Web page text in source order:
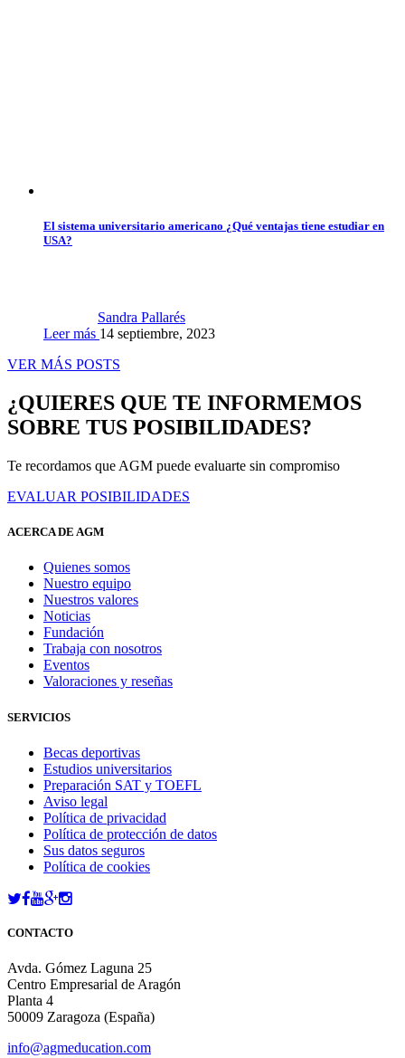
El sistema universitario americano ¿Qué ventajas tiene estudiar en
USA?
Sandra Pallarés
Leer más 14 septiembre, 2023
VER MÁS POSTS
¿QUIERES QUE TE INFORMEMOS
SOBRE TUS POSIBILIDADES?
Te recordamos que AGM puede evaluarte sin compromiso
EVALUAR POSIBILIDADES
ACERCA DE AGM
Quienes somos
Nuestro equipo
Nuestros valores
Noticias
Fundación
Trabaja con nosotros
Eventos
Valoraciones y reseñas
SERVICIOS
Becas deportivas
Estudios universitarios
Preparación SAT y TOEFL
Aviso legal
Política de privacidad
Política de protección de datos
Sus datos seguros
Política de cookies
CONTACTO
Avda. Gómez Laguna 25
Centro Empresarial de Aragón
Planta 4
50009 Zaragoza (España)
info@agmeducation.com